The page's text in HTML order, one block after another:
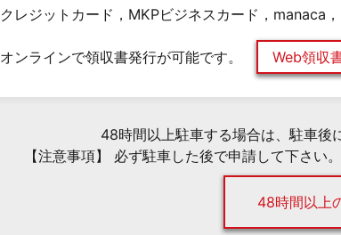
クレジットカード，MKPビジネスカード，manaca
オンラインで領収書発行が可能です。 Web領収
48時間以上駐車する場合は、駐車後
【注意事項】 必ず駐車した後で申請して下さ
48時間以上